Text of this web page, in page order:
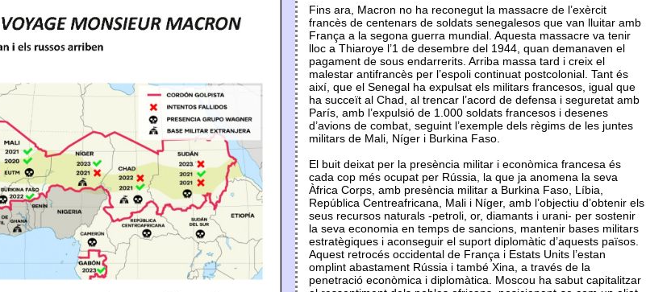
Fins ara, Macron no ha reconegut la massacre de l’exèrcit
francès de centenars de soldats senegalesos que van lluitar amb
França a la segona guerra mundial. Aquesta massacre va tenir
lloc a Thiaroye l’1 de desembre del 1944, quan demanaven el
pagament de sous endarrerits. Arriba massa tard i creix el
malestar antifrancès per l’espoli continuat postcolonial. Tant és
així, que el Senegal ha expulsat els militars francesos, igual que
ha succeït al Chad, al trencar l’acord de defensa i seguretat amb
París, amb l’expulsió de 1.000 soldats francesos i desenes
d’avions de combat, seguint l’exemple dels règims de les juntes
militars de Mali, Níger i Burkina Faso.
El buit deixat per la presència militar i econòmica francesa és
cada cop més ocupat per Rússia, la que ja anomena la seva
Àfrica Corps, amb presència militar a Burkina Faso, Líbia,
República Centreafricana, Mali i Níger, amb l’objectiu d’obtenir els
seus recursos naturals -petroli, or, diamants i urani- per sostenir
la seva economia en temps de sancions, mantenir bases militars
estratègiques i aconseguir el suport diplomàtic d’aquests països.
Aquest retrocés occidental de França i Estats Units l’estan
omplint abastament Rússia i també Xina, a través de la
penetració econòmica i diplomàtica. Moscou ha sabut capitalitzar